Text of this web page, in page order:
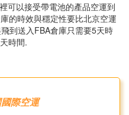
可以接受帶電池的產品空運到
的時效與穩定性要比北京空運
到送入FBA倉庫只需要5天時
時間.
際空運